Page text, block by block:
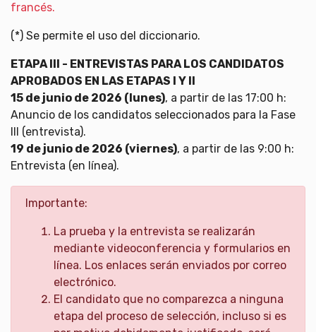
francés.
(*) Se permite el uso del diccionario.
ETAPA III - ENTREVISTAS PARA LOS CANDIDATOS
APROBADOS EN LAS ETAPAS I Y II
15 de junio de 2026 (lunes), a partir de las 17:00 h:
Anuncio de los candidatos seleccionados para la Fase
III (entrevista).
19 de junio de 2026 (viernes), a partir de las 9:00 h:
Entrevista (en línea).
Importante:
La prueba y la entrevista se realizarán
mediante videoconferencia y formularios en
línea. Los enlaces serán enviados por correo
electrónico.
El candidato que no comparezca a ninguna
etapa del proceso de selección, incluso si es